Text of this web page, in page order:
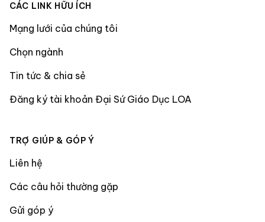
CÁC LINK HỮU ÍCH
Mạng lưới của chúng tôi
Chọn ngành
Tin tức & chia sẻ
Đăng ký tài khoản Đại Sứ Giáo Dục LOA
TRỢ GIÚP & GÓP Ý
Liên hệ
Các câu hỏi thường gặp
Gửi góp ý